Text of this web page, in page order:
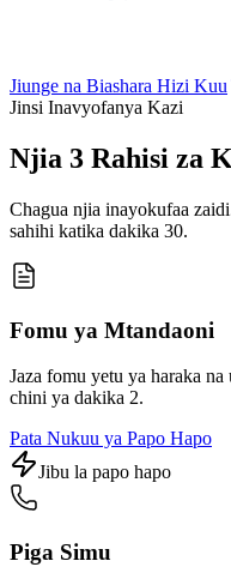
Jiunge na Biashara Hizi Kuu
Jinsi Inavyofanya Kazi
Njia 3 Rahisi za
Chagua njia inayokufaa
sahihi katika dakika 30.
Fomu ya Mtandaoni
Jaza fomu yetu ya haraka
chini ya dakika 2.
Pata Nukuu ya Papo Hapo
Jibu la papo hapo
Piga Simu